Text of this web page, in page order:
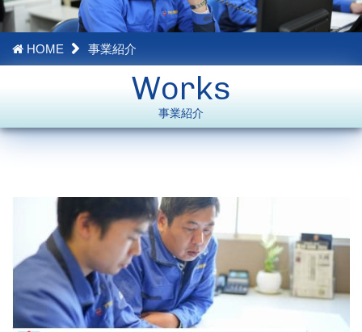
HOME 事業紹介
Works
事業紹介